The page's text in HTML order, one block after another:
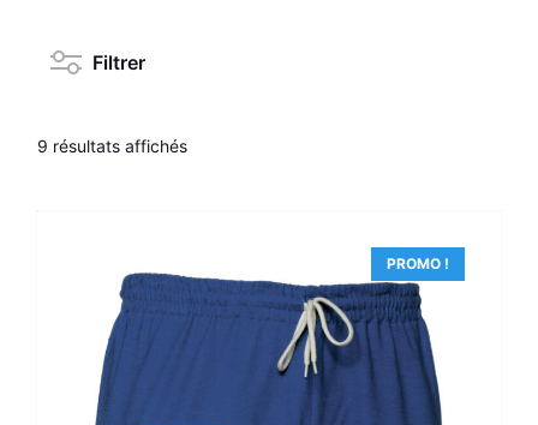
choisies
la
Filtrer
9 résultats affichés
PROMO !